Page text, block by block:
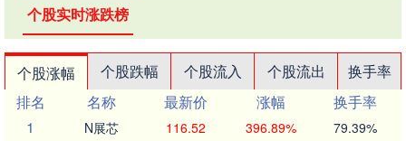
个股实时涨跌榜
个股涨幅 个股跌幅 个股流入 个股流出
换手率
排名
名称 最新价 涨幅
换手率
1
N展芯 116.52 396.89% 79.39%